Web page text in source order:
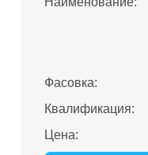
Фасовка:
Квалификация:
Цена: